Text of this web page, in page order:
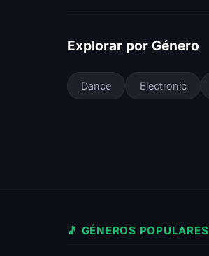
Explorar por Género
Dance Electronic
🎵 GÉNEROS POPULARES